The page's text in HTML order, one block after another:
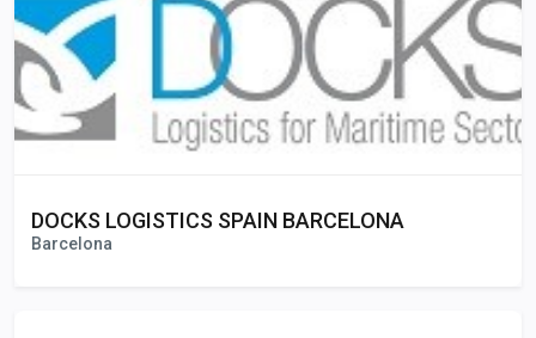
DOCKS LOGISTICS SPAIN BARCELONA
Barcelona